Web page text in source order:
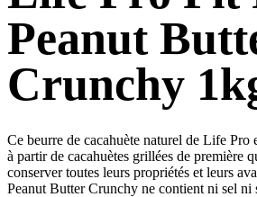
Peanut
Crunchy
Ce beurre de cacahuète naturel de Life Pro
à partir de cacahuètes grillées de première
conserver toutes leurs propriétés et leurs
Peanut Butter Crunchy ne contient ni sel ni